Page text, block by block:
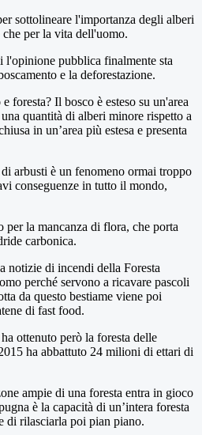
sottolineare l'importanza degli alberi
per la vita dell'uomo.
l'opinione pubblica finalmente sta
e la deforestazione.
foresta? Il bosco è esteso su un'area
quantità di alberi minore rispetto a
in un’area più estesa e presenta
arbusti è un fenomeno ormai troppo
conseguenze in tutto il mondo,
per la mancanza di flora, che porta
carbonica.
notizie di incendi della Foresta
perché servono a ricavare pascoli
da questo bestiame viene poi
di fast food.
ottenuto però la foresta delle
ha abbattuto 24 milioni di ettari di
ampie di una foresta entra in gioco
è la capacità di un’intera foresta
di rilasciarla poi pian piano.